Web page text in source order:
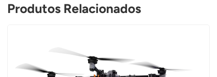
Produtos Relacionados